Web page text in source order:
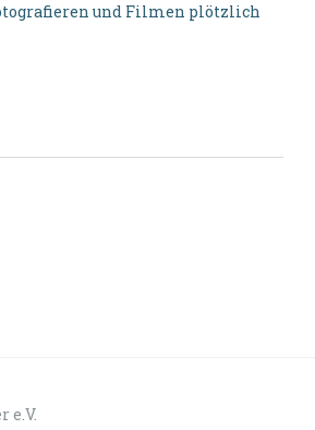
und Filmen plötzlich
e.V.